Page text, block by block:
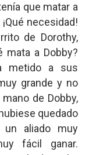
que matar a
necesidad!
de Dorothy,
mata a Dobby?
metido a sus
grande y no
de Dobby,
quedado
un aliado muy
fácil ganar.